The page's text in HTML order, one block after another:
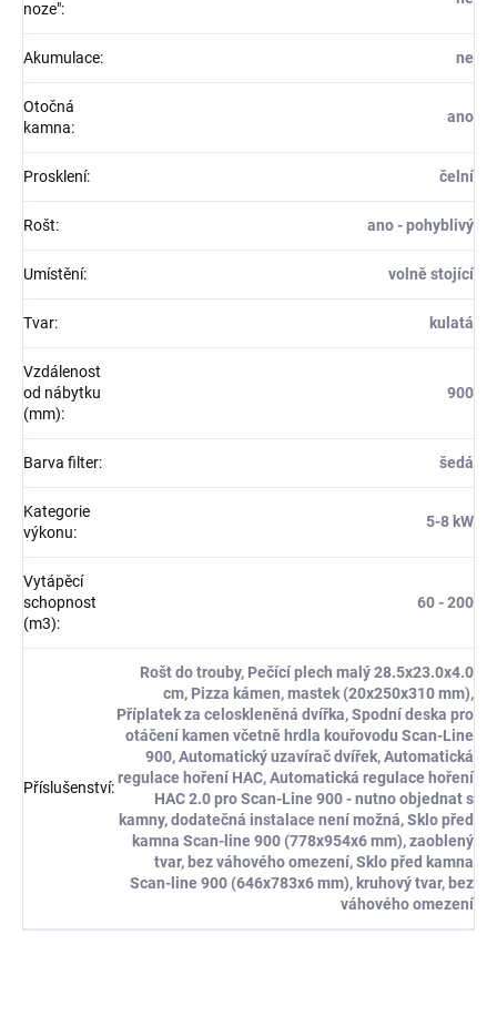
noze":
Akumulace: ne
Otočná
kamna:
ano
Prosklení: čelní
Rošt: ano - pohyblivý
Umístění: volně stojící
Tvar: kulatá
Vzdálenost
od nábytku
(mm):
900
Barva filter: šedá
Kategorie
výkonu:
5-8 kW
Vytápěcí
schopnost
(m3):
60 - 200
Příslušenství:
Rošt do trouby, Pečící plech malý 28.5x23.0x4.0
cm, Pizza kámen, mastek (20x250x310 mm),
Příplatek za celoskleněná dvířka, Spodní deska pro
otáčení kamen včetně hrdla kouřovodu Scan-Line
900, Automatický uzavírač dvířek, Automatická
regulace hoření HAC, Automatická regulace hoření
HAC 2.0 pro Scan-Line 900 - nutno objednat s
kamny, dodatečná instalace není možná, Sklo před
kamna Scan-line 900 (778x954x6 mm), zaoblený
tvar, bez váhového omezení, Sklo před kamna
Scan-line 900 (646x783x6 mm), kruhový tvar, bez
váhového omezení